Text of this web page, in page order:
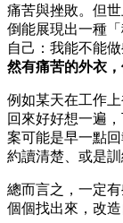
痛苦與挫敗。但
倒能展現出一種
自己：我能不能
然有痛苦的外衣
例如某天在工作
回來好好想一遍
案可能是早一點
約讀清楚、或是訓
總而言之，一定
個個找出來，改